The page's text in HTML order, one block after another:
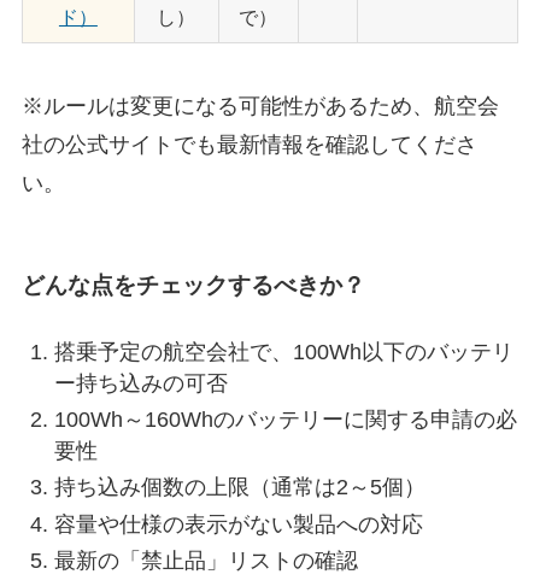
ド）
し）
で）
※ルールは変更になる可能性があるため、航空会
社の公式サイトでも最新情報を確認してくださ
い。
どんな点をチェックするべきか？
搭乗予定の航空会社で、100Wh以下のバッテリ
ー持ち込みの可否
100Wh～160Whのバッテリーに関する申請の必
要性
持ち込み個数の上限（通常は2～5個）
容量や仕様の表示がない製品への対応
最新の「禁止品」リストの確認